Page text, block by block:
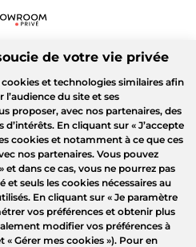
de votre vie privée
et technologies similaires afin
l’audience du site et ses
proposer, avec nos partenaires, des
d’intérêts. En cliquant sur « J’accepte
cookies et notamment à ce que ces
nos partenaires. Vous pouvez
et dans ce cas, vous ne pourrez pas
seuls les cookies nécessaires au
En cliquant sur « Je paramètre
vos préférences et obtenir plus
modifier vos préférences à
Gérer mes cookies »). Pour en